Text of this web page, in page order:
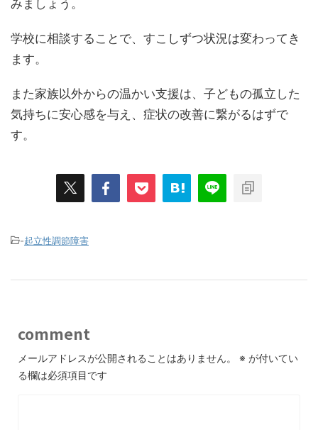
みましょう。
学校に相談することで、すこしずつ状況は変わってき
ます。
また家族以外からの温かい支援は、子どもの孤立した
気持ちに安心感を与え、症状の改善に繋がるはずで
す。
-起立性調節障害
comment
メールアドレスが公開されることはありません。 ※ が付いてい
る欄は必須項目です